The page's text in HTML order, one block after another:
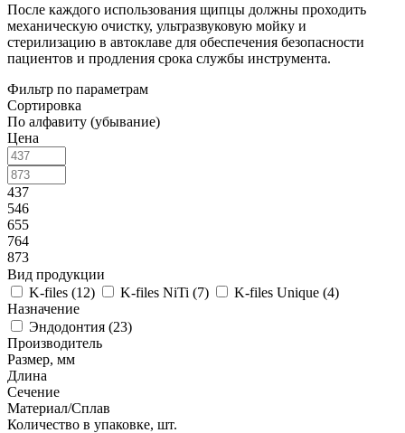
После каждого использования щипцы должны проходить
механическую очистку, ультразвуковую мойку и
стерилизацию в автоклаве для обеспечения безопасности
пациентов и продления срока службы инструмента.
Фильтр по параметрам
Сортировка
По алфавиту (убывание)
Цена
437
546
655
764
873
Вид продукции
K-files (12) K-files NiTi (7) K-files Unique (4)
Назначение
Эндодонтия (23)
Производитель
Размер, мм
Длина
Сечение
Материал/Сплав
Количество в упаковке, шт.